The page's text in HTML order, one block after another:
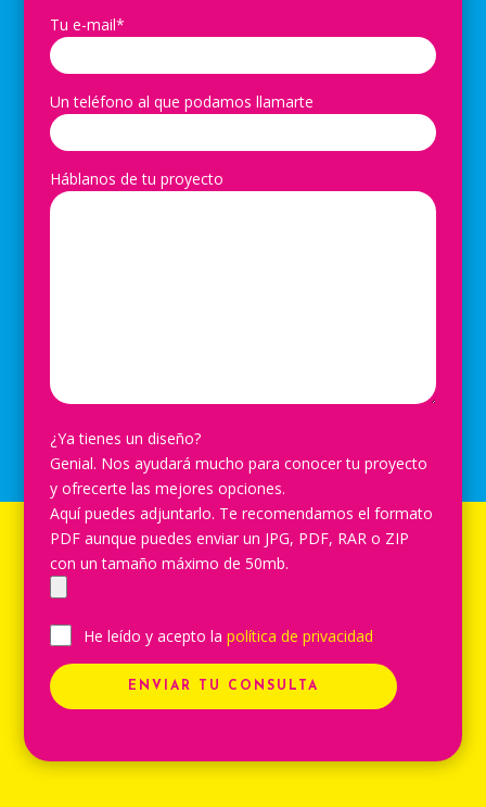
Tu e-mail*
Un teléfono al que podamos llamarte
Háblanos de tu proyecto
¿Ya tienes un diseño?
Genial. Nos ayudará mucho para conocer tu proyecto
y ofrecerte las mejores opciones.
Aquí puedes adjuntarlo. Te recomendamos el formato
PDF aunque puedes enviar un JPG, PDF, RAR o ZIP
con un tamaño máximo de 50mb.
He leído y acepto lapolítica de privacidad